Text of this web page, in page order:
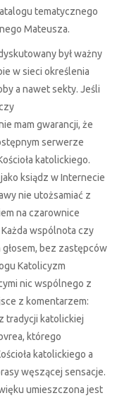
tematycznego
Mateusza.
był ważny
w sieci określenia
a nawet sekty. Jeśli
mam gwarancji, że
serwerze
katolickiego.
ksiądz w Internecie
nie utożsamiać z
na czarownice
wspólnota czy
głosem, bez zastępców
Katolicyzm
nic wspólnego z
z komentarzem:
tradycji katolickiej
którego
katolickiego a
węszącej sensacje.
umieszczona jest